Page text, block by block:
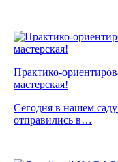
Практико-
мастерская!
Сегодня в нашем
отправились в…